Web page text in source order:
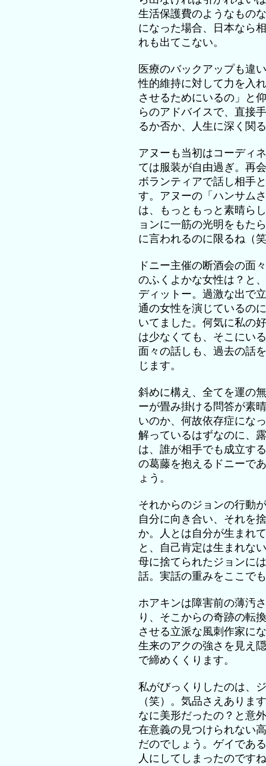
生活保護費のようなもの
になった場合、日本なら
れも出てこない。
医療のバックアップも違
性的維持に対して力を入
させるためにいるの」と
らのアドバイスで、直接
るか否か、人生に深く関
アヌーも当初はコーディ
ては服装が自由過ぎ。再
ボランティアで話し相手
す。アヌーの「ハンサム
は、もっともっと素晴ら
ョンに一筋の光明をもた
に言われるのに限るね（
ドニー主催の断酒会の面
のふくよかな女性は？と
ディットー。過激な出で
通の女性を演じているの
いてました。何気に私の
は少なくても、そこにい
面々の話しも、過去の話
じます。
斜めに構え、全てを運の
ーが畳み掛ける問答が素
いのか、何故依存症にな
解っているはずなのに、
は、誰が相手でも成立す
の葛藤を抱えるドニーで
ょう。
それからのジョンの行動
自分に向き合い、それを
か。人とは自分が生まれ
と、自己肯定は生まれな
母に捨てられたジョンに
話。実話の重みをここで
ホアキンは障害前の薄汚
り、そこからの奇跡の転
させる立派な風刺作家に
生来のアクの強さを見え
で締めくくります。
私がびっくりしたのは、
（笑）。気品さえありま
なに美形だったの？と意
在意義の見つけられない
だのでしょう。ゲイであ
人にしてしまったのです